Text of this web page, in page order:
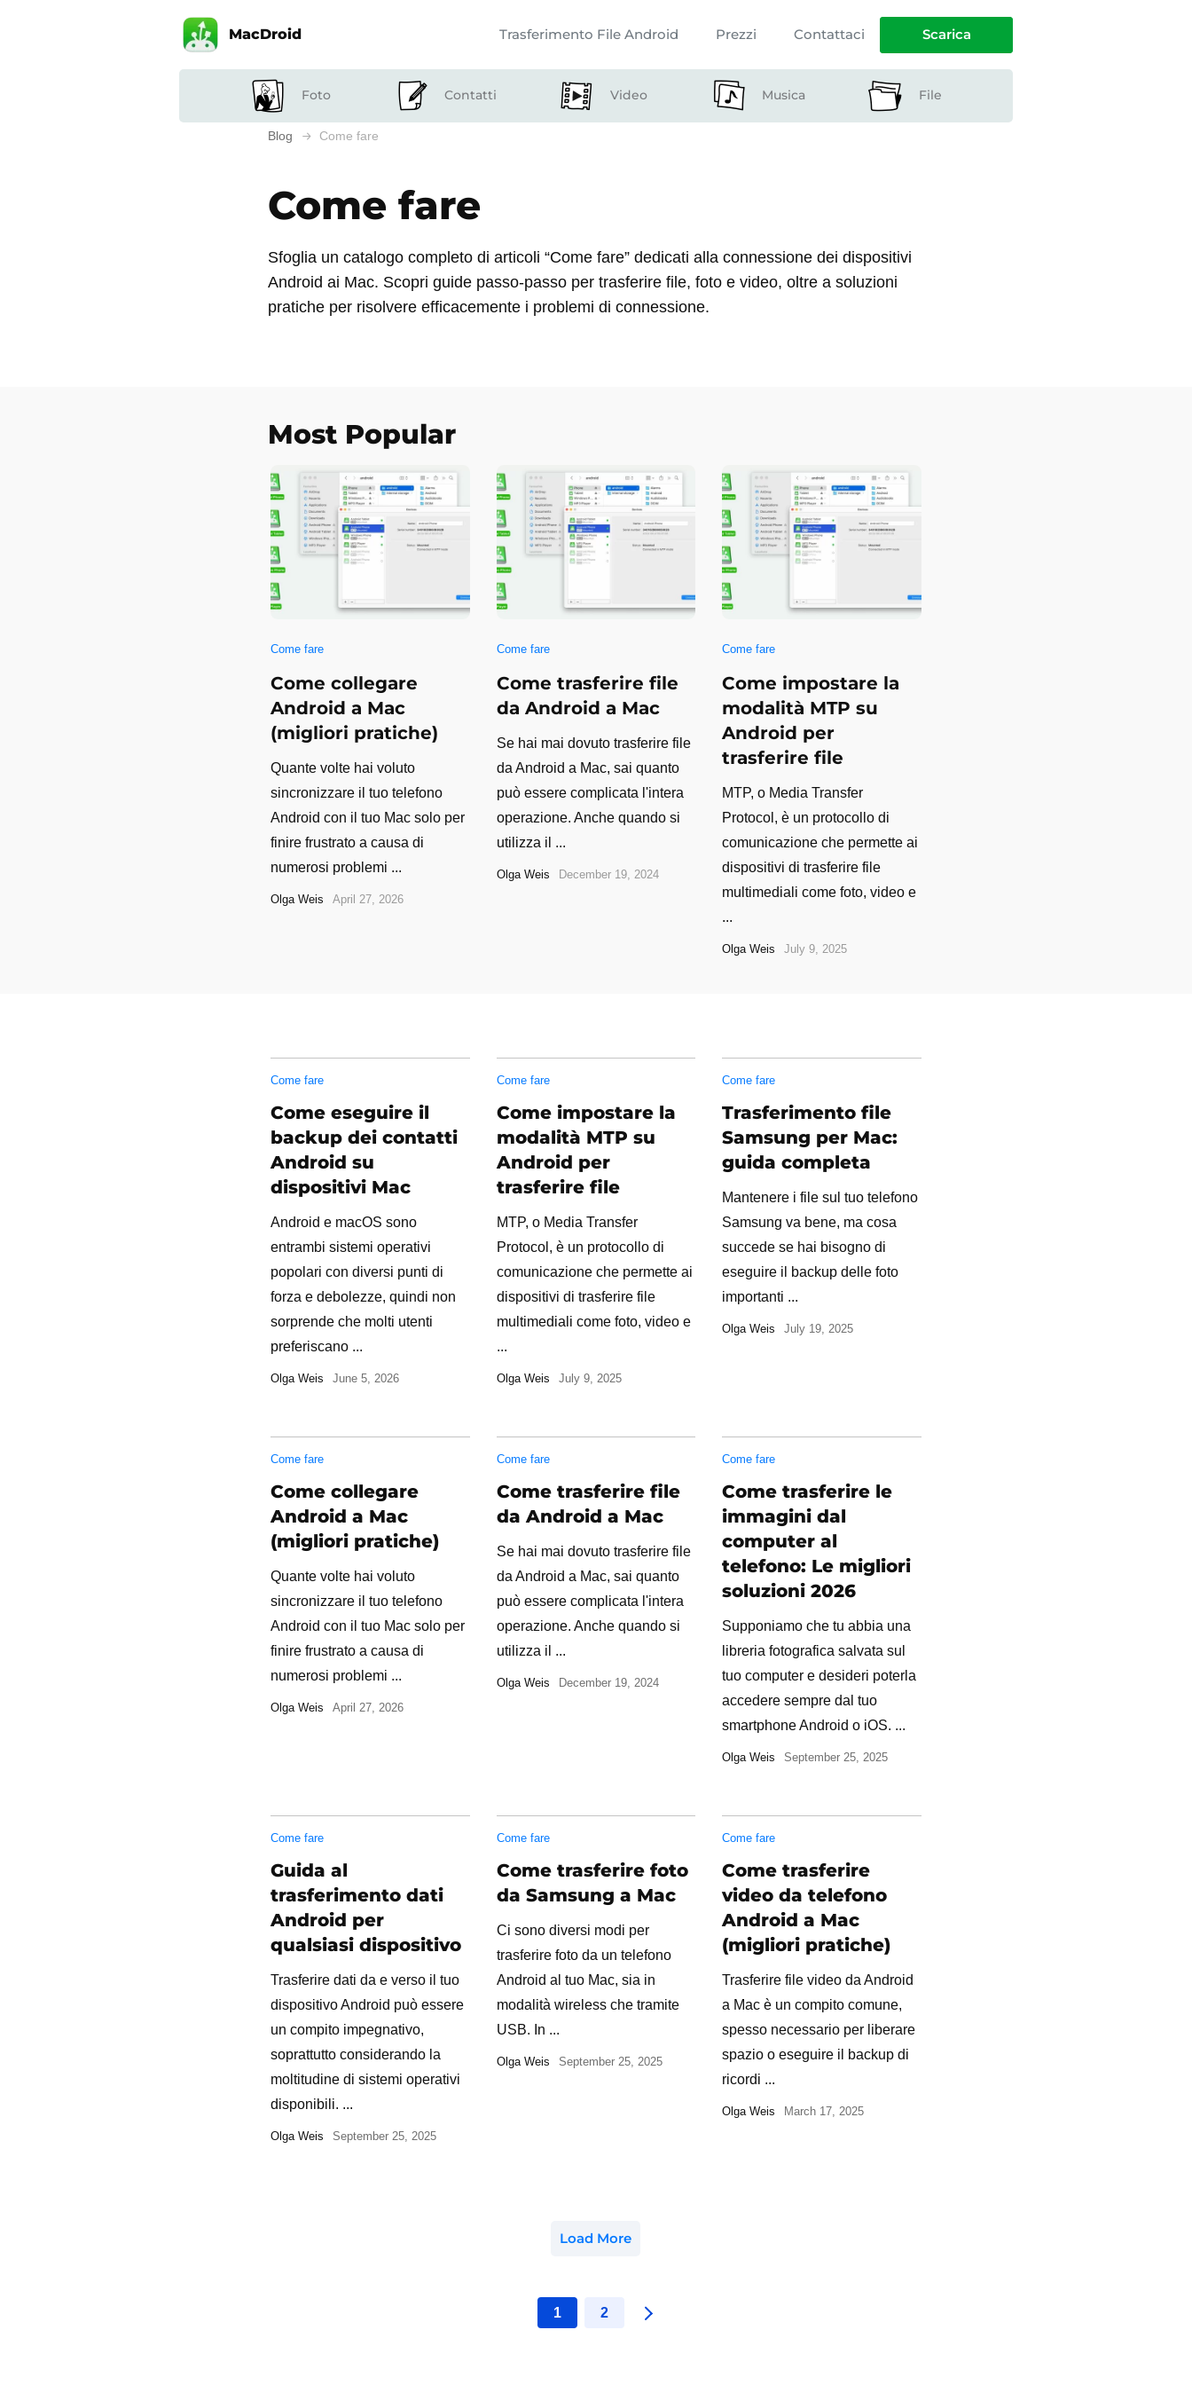
MacDroid Trasferimento File Android Prezzi Contattaci Scarica
Foto Contatti Video Musica File
Blog Come fare
Come fare
Sfoglia un catalogo completo di articoli “Come fare” dedicati alla connessione dei dispositivi
Android ai Mac. Scopri guide passo-passo per trasferire file, foto e video, oltre a soluzioni
pratiche per risolvere efficacemente i problemi di connessione.
Most Popular
Come fare
Come collegare
Android a Mac
(migliori pratiche)
Quante volte hai voluto
sincronizzare il tuo telefono
Android con il tuo Mac solo per
finire frustrato a causa di
numerosi problemi ...
Olga Weis April 27, 2026
Come fare
Come trasferire file
da Android a Mac
Se hai mai dovuto trasferire file
da Android a Mac, sai quanto
può essere complicata l'intera
operazione. Anche quando si
utilizza il ...
Olga Weis December 19, 2024
Come fare
Come impostare la
modalità MTP su
Android per
trasferire file
MTP, o Media Transfer
Protocol, è un protocollo di
comunicazione che permette ai
dispositivi di trasferire file
multimediali come foto, video e
...
Olga Weis July 9, 2025
Come fare
Come eseguire il
backup dei contatti
Android su
dispositivi Mac
Android e macOS sono
entrambi sistemi operativi
popolari con diversi punti di
forza e debolezze, quindi non
sorprende che molti utenti
preferiscano ...
Olga Weis June 5, 2026
Come fare
Come impostare la
modalità MTP su
Android per
trasferire file
MTP, o Media Transfer
Protocol, è un protocollo di
comunicazione che permette ai
dispositivi di trasferire file
multimediali come foto, video e
...
Olga Weis July 9, 2025
Come fare
Trasferimento file
Samsung per Mac:
guida completa
Mantenere i file sul tuo telefono
Samsung va bene, ma cosa
succede se hai bisogno di
eseguire il backup delle foto
importanti ...
Olga Weis July 19, 2025
Come fare
Come collegare
Android a Mac
(migliori pratiche)
Quante volte hai voluto
sincronizzare il tuo telefono
Android con il tuo Mac solo per
finire frustrato a causa di
numerosi problemi ...
Olga Weis April 27, 2026
Come fare
Come trasferire file
da Android a Mac
Se hai mai dovuto trasferire file
da Android a Mac, sai quanto
può essere complicata l'intera
operazione. Anche quando si
utilizza il ...
Olga Weis December 19, 2024
Come fare
Come trasferire le
immagini dal
computer al
telefono: Le migliori
soluzioni 2026
Supponiamo che tu abbia una
libreria fotografica salvata sul
tuo computer e desideri poterla
accedere sempre dal tuo
smartphone Android o iOS. ...
Olga Weis September 25, 2025
Come fare
Guida al
trasferimento dati
Android per
qualsiasi dispositivo
Trasferire dati da e verso il tuo
dispositivo Android può essere
un compito impegnativo,
soprattutto considerando la
moltitudine di sistemi operativi
disponibili. ...
Olga Weis September 25, 2025
Come fare
Come trasferire foto
da Samsung a Mac
Ci sono diversi modi per
trasferire foto da un telefono
Android al tuo Mac, sia in
modalità wireless che tramite
USB. In ...
Olga Weis September 25, 2025
Come fare
Come trasferire
video da telefono
Android a Mac
(migliori pratiche)
Trasferire file video da Android
a Mac è un compito comune,
spesso necessario per liberare
spazio o eseguire il backup di
ricordi ...
Olga Weis March 17, 2025
Load More
1 2